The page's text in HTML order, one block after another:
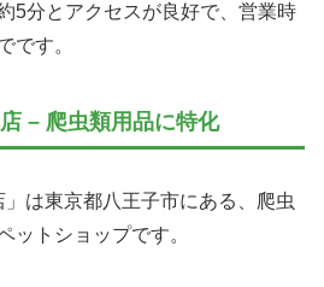
5分とアクセスが良好で、営業時
です。
– 爬虫類用品に特化
」は東京都八王子市にある、爬虫
ットショップです。